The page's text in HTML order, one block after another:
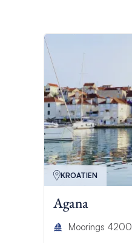
KROATIEN
Agana
Moorings 4200